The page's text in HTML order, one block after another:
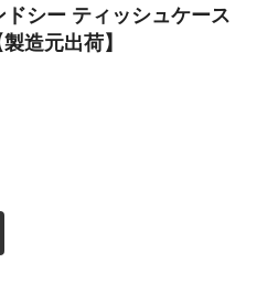
ドシー ティッシュケース
造元出荷】